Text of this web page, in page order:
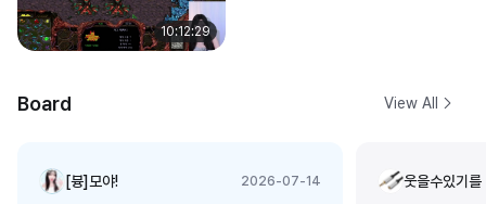
10:12:29
Board View All
[븅]모야! 2026-07-14
웃을수있기를